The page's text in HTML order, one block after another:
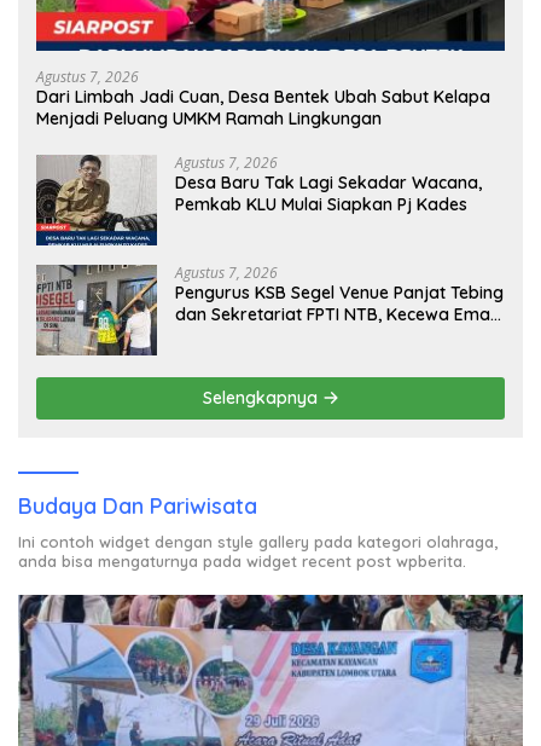
Agustus 7, 2026
Dari Limbah Jadi Cuan, Desa Bentek Ubah Sabut Kelapa
Menjadi Peluang UMKM Ramah Lingkungan
Agustus 7, 2026
Desa Baru Tak Lagi Sekadar Wacana,
Pemkab KLU Mulai Siapkan Pj Kades
Agustus 7, 2026
Pengurus KSB Segel Venue Panjat Tebing
dan Sekretariat FPTI NTB, Kecewa Emas
Selengkapnya
Budaya Dan Pariwisata
Ini contoh widget dengan style gallery pada kategori olahraga,
anda bisa mengaturnya pada widget recent post wpberita.